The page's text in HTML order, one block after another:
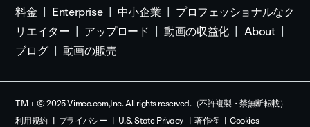
料金
Enterprise 中小企業
プロフェッショナルなク
リエイター
アップロード 動画の収益化
About
ブログ
動画の販売
TM + © 2025 Vimeo.com,Inc. All rights reserved.（不許複製・禁無断転載）
利用規約
プライバシー U.S. State Privacy 著作権 Cookies